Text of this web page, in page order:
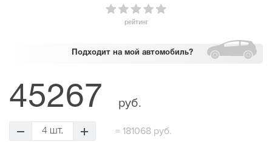
рейтинг
Подходит на мой автомобиль?
45267 руб.
4 шт. = 181068 руб.